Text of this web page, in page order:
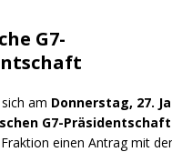
G7-
am Donnerstag, 27.
G7-Präsidentschaft
einen Antrag mit